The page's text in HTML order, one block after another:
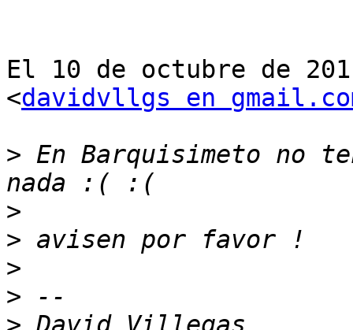
El 10 de octubre de
<davidvllgs en
> En Barquisimeto no
>
>
>
>